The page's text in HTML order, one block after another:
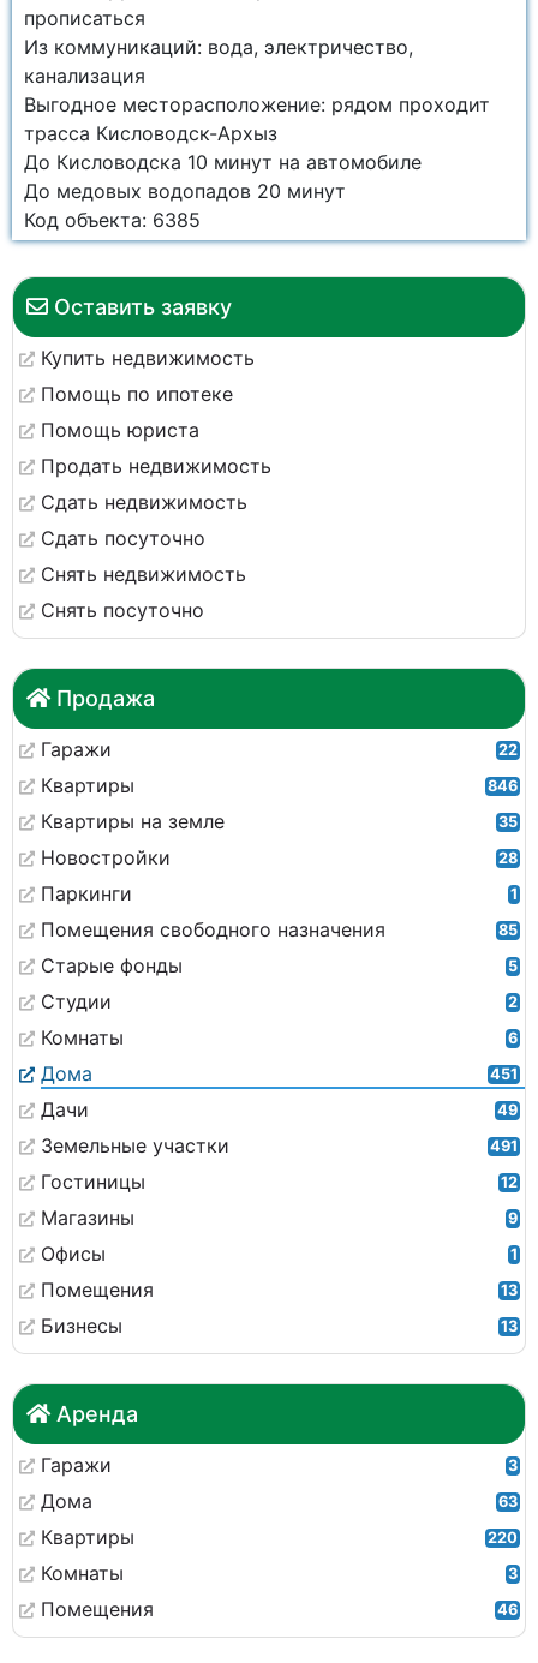
Оставить заявку
Купить недвижимость
Помощь по ипотеке
Помощь юриста
Продать недвижимость
Сдать недвижимость
Сдать посуточно
Снять недвижимость
Снять посуточно
Продажа
Гаражи 22
Квартиры 846
Квартиры на земле 35
Новостройки 28
Паркинги 1
Помещения свободного назначения 85
Старые фонды 5
Студии 2
Комнаты 6
Дома 451
Дачи 49
Земельные участки 491
Гостиницы 12
Магазины 9
Офисы 1
Помещения 13
Бизнесы 13
Аренда
Гаражи 3
Дома 63
Квартиры 220
Комнаты 3
Помещения 46
прописаться
Из коммуникаций: вода, электричество,
канализация
Выгодное месторасположение: рядом проходит
трасса Кисловодск-Архыз
До Кисловодска 10 минут на автомобиле
До медовых водопадов 20 минут
Код объекта: 6385